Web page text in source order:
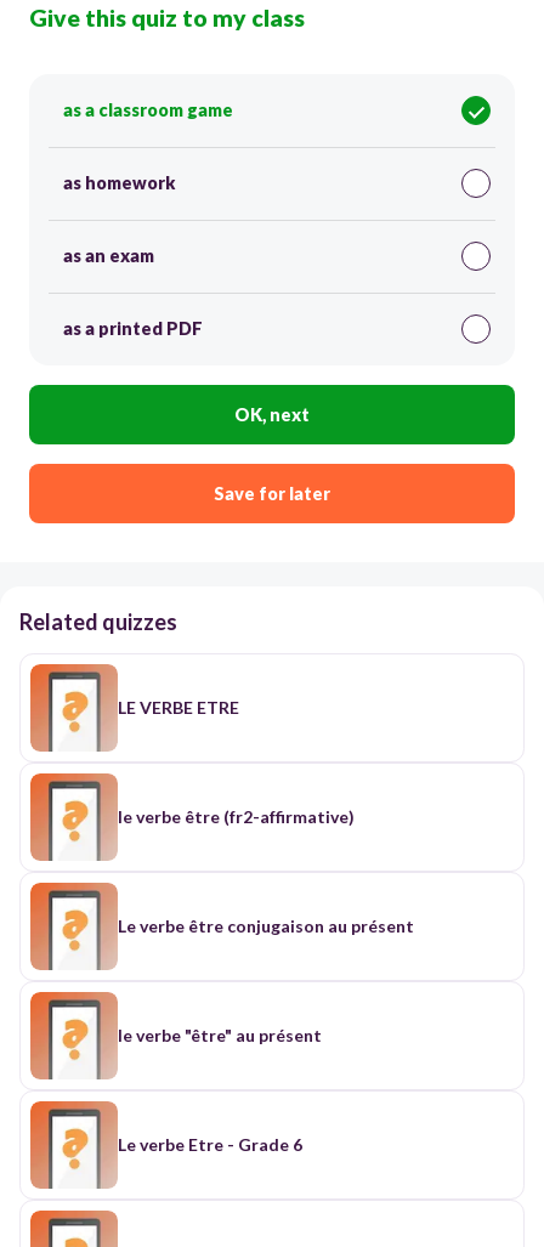
Give this quiz to my class
as a classroom game
as homework
as an exam
as a printed PDF
OK, next
Save for later
Related quizzes
LE VERBE ETRE
le verbe être (fr2-affirmative)
Le verbe être conjugaison au présent
le verbe "être" au présent
Le verbe Etre - Grade 6